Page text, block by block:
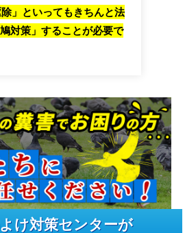
除」といってもきちんと法
対策」することが必要で
け対策センターが